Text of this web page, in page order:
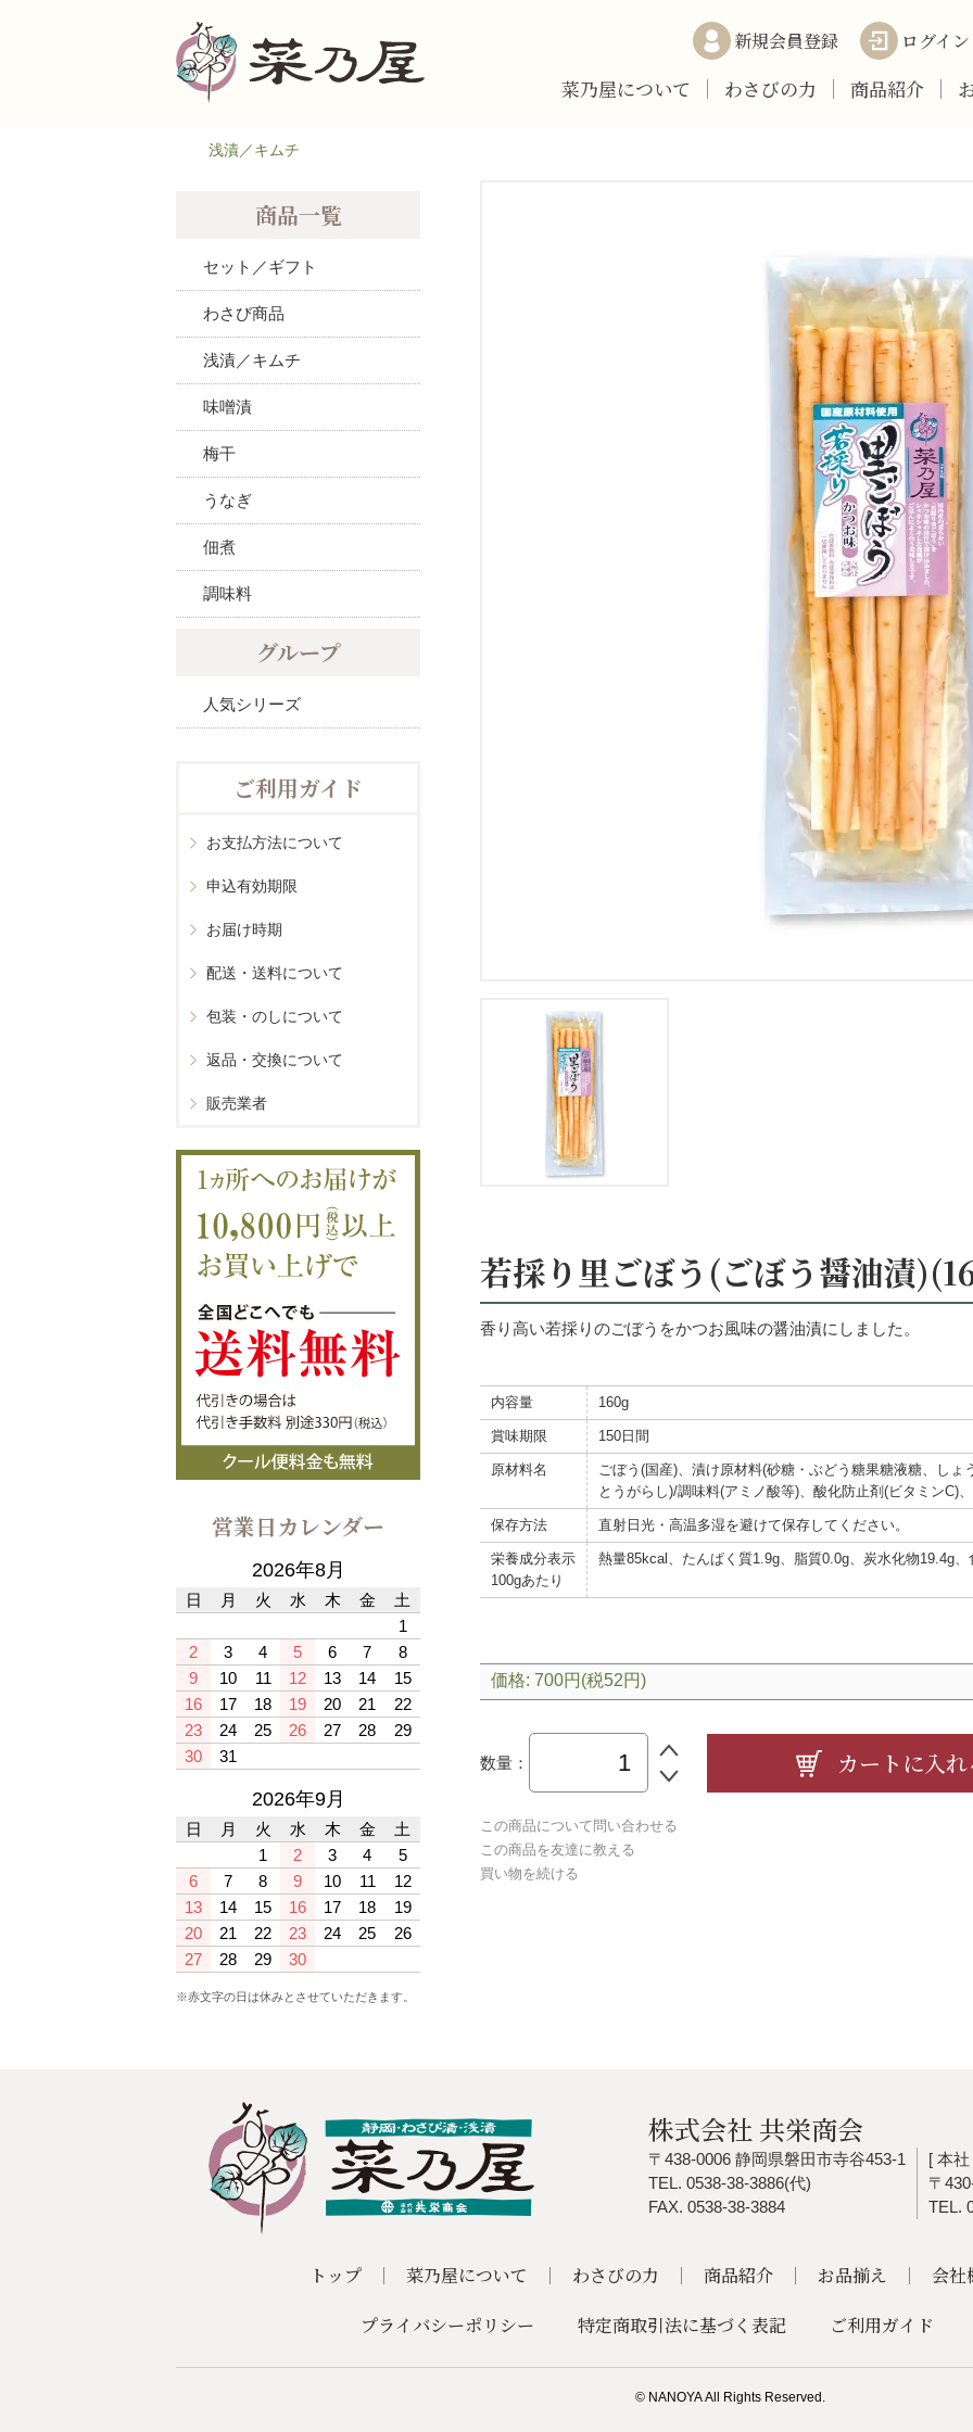
新規会員登録 ログイン
菜乃屋について わさびの力 商品紹介
浅漬／キムチ
若採り里ごぼう(ごぼう醤油漬
香り高い若採りのごぼうをかつお風味の醤油漬にしました。
内容量 160g
賞味期限 150日間
原材料名
ごぼう(国産)、漬け原材料(砂糖・ぶどう糖果糖液糖、し
とうがらし)/調味料(アミノ酸等)、酸化防止剤(ビタミンC)
保存方法 直射日光・高温多湿を避けて保存してください。
栄養成分表示
100gあたり
熱量85kcal、たんぱく質1.9g、脂質0.0g、炭水化物19.4g
価格: 700円(税52円)
数量：
この商品について問い合わせる
この商品を友達に教える
買い物を続ける
商品一覧
セット／ギフト
わさび商品
浅漬／キムチ
味噌漬
梅干
うなぎ
佃煮
調味料
グループ
人気シリーズ
ご利用ガイド
お支払方法について
申込有効期限
お届け時期
配送・送料について
包装・のしについて
返品・交換について
販売業者
営業日カレンダー
2026年8月
日 月 火 水 木 金
土
1
2
3 4 5 6 7
8
9
10 11 12 13 14
15
16
17 18 19 20 21
22
23
24 25 26 27 28
29
30
31
2026年9月
日 月 火 水 木 金
土
1
2 3 4
5
6
7 8 9 10 11
12
13
14 15 16 17 18
19
20
21 22 23 24 25
26
27
28 29 30
※赤文字の日は休みとさせていただきます。
株式会社 共栄商会
〒438-0006 静岡県磐田市寺谷453-1
TEL. 0538-38-3886(代)
FAX. 0538-38-3884
[ 本社
〒
TEL.
トップ 菜乃屋について わさびの力 商品紹介 お品揃え
会社
プライバシーポリシー
特定商取引法に基づく表記 ご利用ガイド
© NANOYAAll Rights Reserved.